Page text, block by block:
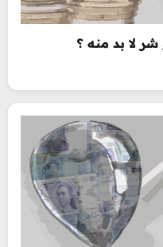
شر لا بد منه ؟